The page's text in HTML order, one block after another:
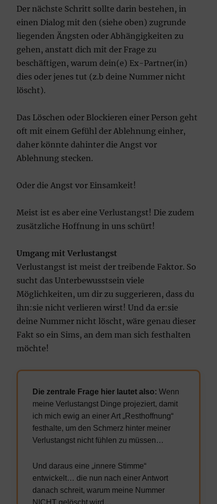
Der nächste Schritt sollte darin bestehen, in
einen Dialog mit den (siehe oben) zugrunde
liegenden Ängsten oder Abhängigkeiten zu
gehen, anstatt dich mit der Frage zu
beschäftigen, warum dein(e) Ex-Partner(in)
dies oder jenes tut (z.b deine Nummer nicht
löscht).
Das Löschen oder Blockieren einer Person geht
oft mit einem Gefühl der Ablehnung einher,
daher könnte dahinter die Angst vor
Ablehnung stecken.
Oder die Angst vor Einsamkeit!
Meist ist es aber eine Verlustangst! Die zudem
zusätzliche Hoffnung in uns schürt!
Umgang mit Verlustangst
Verlustangst ist meist der treibende Faktor. So
sucht das Unterbewusstsein viele
Möglichkeiten, um dir zu suggerieren, dass du
ihn:sie nicht verlieren wirst! Und da er:sie
deine Nummer nicht löscht, wäre genau dieser
Fakt so ein Sims, an dem man sich festhalten
möchte!
Die zentrale Frage hier lautet also: Wenn
meine Verlustangst Dinge projeziert, damit
ich mich ewig an einer Art „Resthoffnung“
festhalte, um den Schmerz hinter meiner
Verlustangst nicht fühlen zu müssen…
Und daraus eine „innere Stimme“
entwickelt… die nun nach einer Antwort
danach schreit, warum meine Nummer
NICHT gelöscht wird…